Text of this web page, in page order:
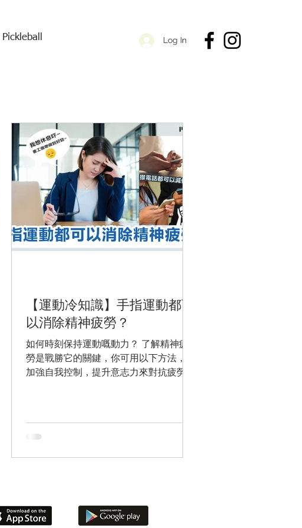
Pickleball Log In
【運動冷知識】手指運動都可
以消除精神疲勞？
如何時刻保持運動嘅動力？ 了解精神疲
勞是戰勝它的關鍵，你可用以下方法，去
加強自我控制，提升意志力來對抗疲勞。
現的影響；...